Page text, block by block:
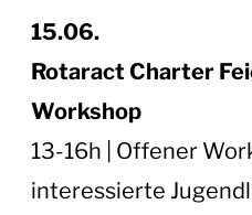
15.06.
Rotaract Charter
Workshop
13-16h | Offener
interessierte